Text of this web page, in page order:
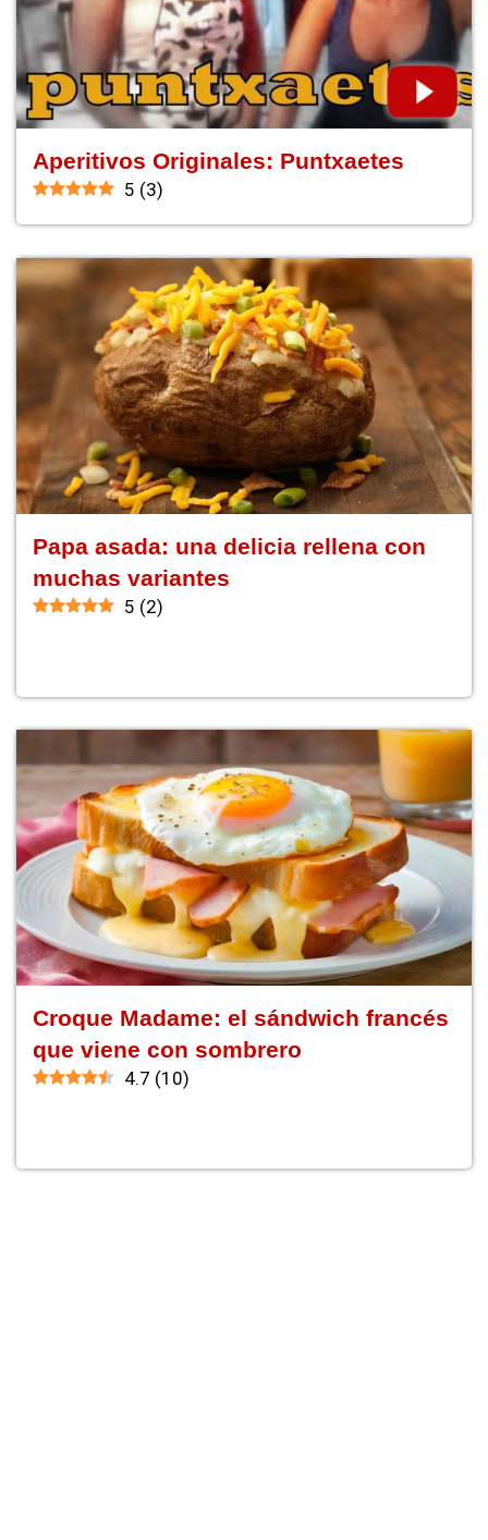
Aperitivos Originales: Puntxaetes
5 (3)
Papa asada: una delicia rellena con
muchas variantes
5 (2)
Croque Madame: el sándwich francés
que viene con sombrero
4.7 (10)